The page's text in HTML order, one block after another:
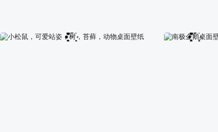
草地小狗桌面壁纸 蜂鸟壁纸